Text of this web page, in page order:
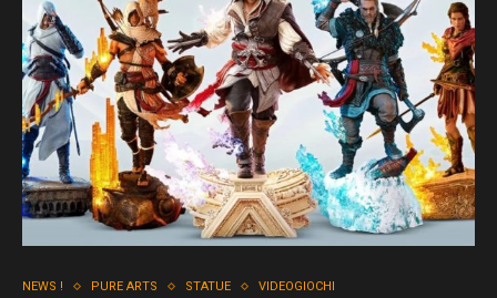
NEWS ! PURE ARTS STATUE VIDEOGIOCHI